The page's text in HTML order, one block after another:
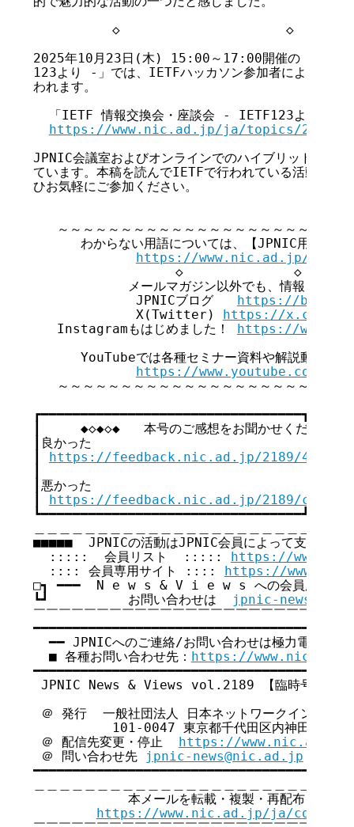
◇                     ◇
2025年10月23日(木) 15:00～17:00開催の「IETF
123より -」では、IETFハッカソン参加者によるパネ
われます。
「IETF 情報交換会・座談会 - IETF123より -」
https://www.nic.ad.jp/ja/topics/2025/
JPNIC会議室およびオンラインでのハイブリッド開催
ています。本稿を読んでIETFで行われている活動に興
ひお気軽にご参加ください。
～～～～～～～～～～～～～～～～～～～～～～～
わからない用語については、【JPNIC用語集】
https://www.nic.ad.jp/ja/
◇              ◇
メールマガジン以外でも、情報を発信
             JPNICブログ
https://
             X(Twitter)
https://x.com/
   Instagramもはじめました！
https://
YouTubeでは各種セミナー資料や解説動画など
https://www.youtube.com/
～～～～～～～～～～～～～～～～～～～～～～～
┏━━━━━━━━━━━━━━━━━━━━━━━━━━━━━━━━━┓
┃     ◆◇◆◇◆   本号のご感想をお聞かせくださ
┃良かった
https://feedback.nic.ad.jp/2189/
┃悪かった
https://feedback.nic.ad.jp/2189/
┗━━━━━━━━━━━━━━━━━━━━━━━━━━━━━━━━━┛
■■■■■  JPNICの活動はJPNIC会員によって支えら
  :::::  会員リスト  :::::
https://
  :::: 会員専用サイト ::::
https://
□┓ ━━━  N e w s & V i e w s への会員広告無料
┗┛          お問い合わせは
jpnic-
￣￣￣￣￣￣￣￣￣￣￣￣￣￣￣￣￣￣￣￣￣￣￣￣
━━━━━━━━━━━━━━━━━━━━━━━━━━━━━━━━━━━
━━ JPNICへのご連絡/お問い合わせは極力電子メー
  ■ 各種お問い合わせ先：
https://
━━━━━━━━━━━━━━━━━━━━━━━━━━━━━━━━━━━
JPNIC News & Views vol.2189 【臨時号】
＠ 発行  一般社団法人 日本ネットワークインフォメ
101-0047 東京都千代田区内神田2-12-
＠ 配信先変更・停止 https://www.nic.ad.jp/
＠ 問い合わせ先
jpnic-news@nic.ad.jp
━━━━━━━━━━━━━━━━━━━━━━━━━━━━━━━━━━━
本メールを転載・複製・再配布・引用
https://www.nic.ad.jp/ja/